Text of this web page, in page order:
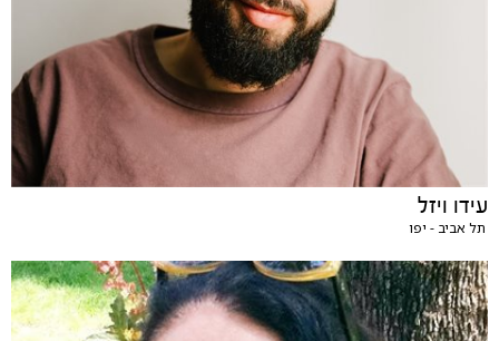
עידו ויזל
תל אביב - יפו